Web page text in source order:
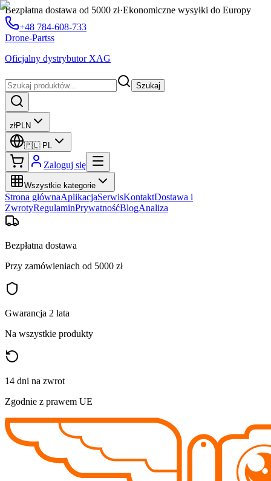
Bezpłatna dostawa od 5000 zł·Ekonomiczne wysyłki do Europy
+48 784-608-733
Drone-Partss
Oficjalny dystrybutor XAG
Szukaj
złPLN
🇵🇱 PL
Zaloguj się
Wszystkie kategorie
Strona głównaAplikacjaSerwisKontaktDostawa i
ZwrotyRegulaminPrywatnośćBlogAnaliza
Bezpłatna dostawa
Przy zamówieniach od 5000 zł
Gwarancja 2 lata
Na wszystkie produkty
14 dni na zwrot
Zgodnie z prawem UE